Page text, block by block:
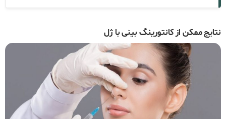
نتایج ممکن از کانتورینگ بینی با ژل